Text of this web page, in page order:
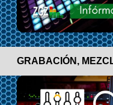
GRABACIÓN,